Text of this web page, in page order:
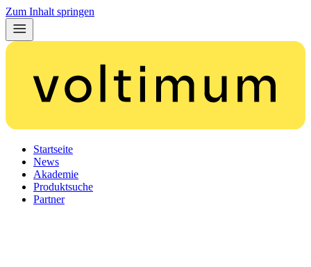
Zum Inhalt springen
Startseite
News
Akademie
Produktsuche
Partner